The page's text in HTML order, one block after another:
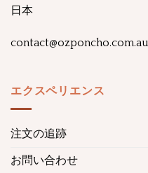
日本
contact@ozponcho.com.au
エクスペリエンス
注文の追跡
お問い合わせ